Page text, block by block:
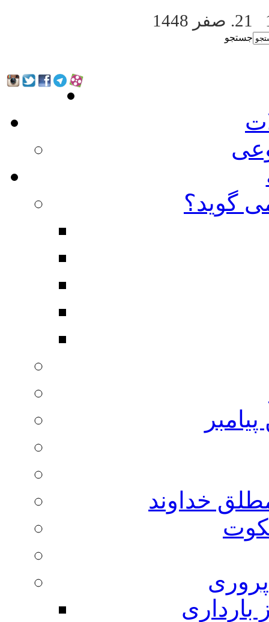
جستجو
گوید؟
خداوند
بارداری